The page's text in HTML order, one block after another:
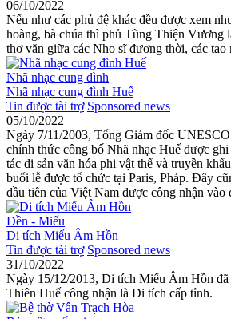
06/10/2022
Nếu như các phủ đệ khác đều được xem
hoàng, bà chúa thì phủ Tùng Thiện Vương
thơ văn giữa các Nho sĩ đương thời, các tao
Nhã nhạc cung đình
Nhã nhạc cung đình Huế
Tin được tài trợ Sponsored news
05/10/2022
Ngày 7/11/2003, Tổng Giám đốc
chính thức công bố Nhã nhạc Huế được
tác di sản văn hóa phi vật thể và truyền
buổi lễ được tổ chức tại Paris, Pháp. Đây
đầu tiên của Việt Nam được công nhận vào
Đền - Miếu
Di tích Miếu Âm Hồn
Tin được tài trợ Sponsored news
31/10/2022
Ngày 15/12/2013, Di tích Miếu Âm Hồn
Thiên Huế công nhận là Di tích cấp tỉnh.